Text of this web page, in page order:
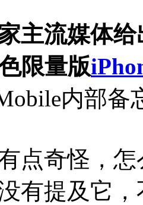
主流媒体
限量版
内部备
点奇怪，
有提及它，